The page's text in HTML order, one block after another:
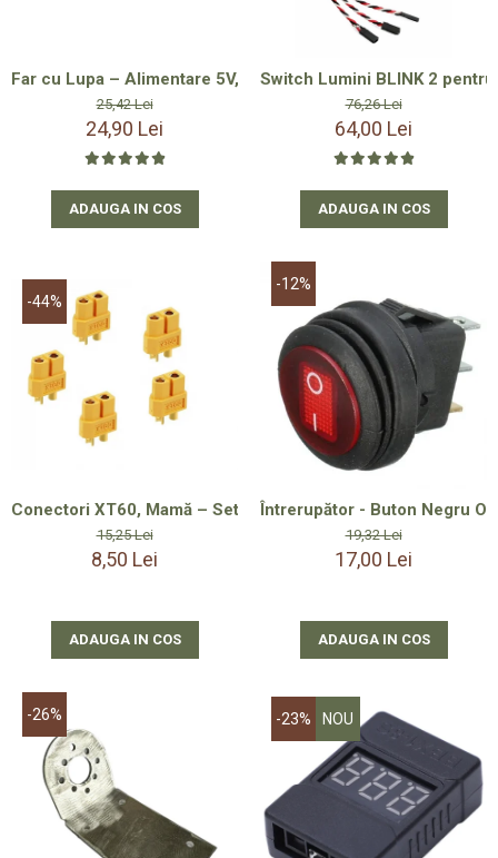
Far cu Lupa – Alimentare 5V, Vizibilitate Excelentă până la
25,42 Lei
24,90 Lei
ADAUGA IN COS
Switch Lumini BLINK 2
76,26 Lei
64,00 Lei
ADAUGA IN COS
-44%
Conectori XT60, Mamă – Set 5 Bucăți | Mufe Electronice
15,25 Lei
8,50 Lei
ADAUGA IN COS
-12%
Întrerupător - Buton Negru
19,32 Lei
17,00 Lei
ADAUGA IN COS
-26% -23% NOU